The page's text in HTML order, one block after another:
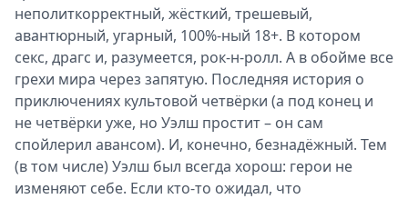
неполиткорректный, жёсткий, трешевый,
авантюрный, угарный, 100%-ный 18+. В котором
секс, драгс и, разумеется, рок-н-ролл. А в обойме все
грехи мира через запятую. Последняя история о
приключениях культовой четвёрки (а под конец и
не четвёрки уже, но Уэлш простит – он сам
спойлерил авансом). И, конечно, безнадёжный. Тем
(в том числе) Уэлш был всегда хорош: герои не
изменяют себе. Если кто-то ожидал, что